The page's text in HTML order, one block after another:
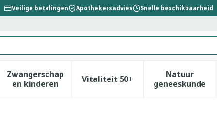
Veilige betalingen Apothekersadvies Snelle beschikbaarheid
verzorging en hygiëne categorie
voor Dieet, voeding en vitamines categorie
Zwangerschap
en kinderenToon submenu voor Zwangerschap en
Vitaliteit 50+Toon submenu voor
Natuur
geneeskunde
Toon